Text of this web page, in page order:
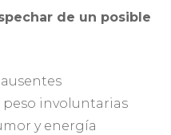
de un posible
involuntarias
y energía